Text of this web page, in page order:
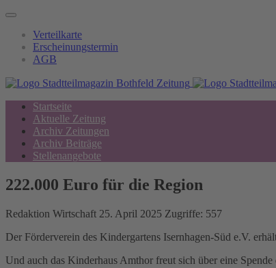
Verteilkarte
Erscheinungstermin
AGB
Startseite
Aktuelle Zeitung
Archiv Zeitungen
Archiv Beiträge
Stellenangebote
222.000 Euro für die Region
Redaktion Wirtschaft 25. April 2025 Zugriffe: 557
Der Förderverein des Kindergartens Isernhagen-Süd e.V.
Und auch das Kinderhaus Amthor freut sich über eine